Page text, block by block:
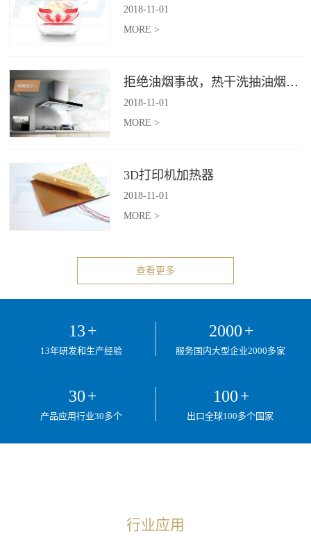
2018-11-01
MORE >
拒绝油烟事故，热干洗抽油烟机给你安全洁净厨房
2018-11-01
MORE >
3D打印机加热器
2018-11-01
MORE >
查看更多
13+
13年研发和生产经验
2000+
服务国内大型企业2000多家
30+
产品应用行业30多个
100+
出口全球100多个国家
行业应用